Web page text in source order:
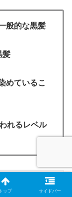
般的な黒髪
髪
めているこ
れるレベル
トップ サイドバー